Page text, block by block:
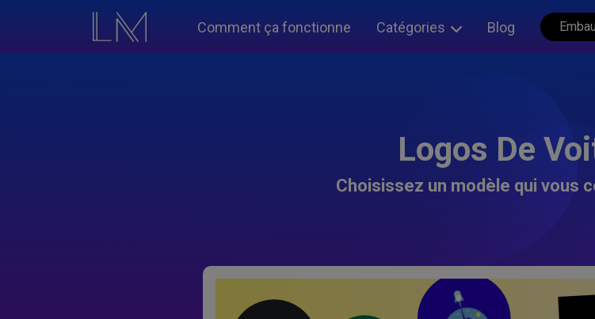
Comment ça fonctionne Catégories Blog
Logos De
Choisissez un modèle qui vous